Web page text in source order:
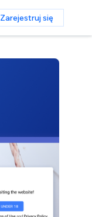
Zarejestruj się